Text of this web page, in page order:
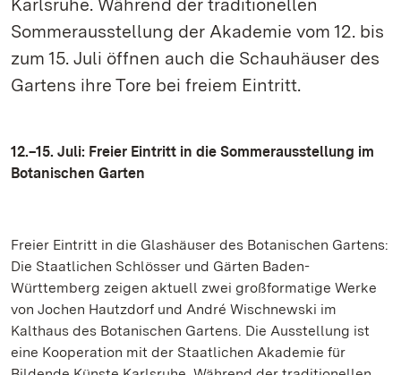
Karlsruhe. Während der traditionellen
Sommerausstellung der Akademie vom 12. bis
zum 15. Juli öffnen auch die Schauhäuser des
Gartens ihre Tore bei freiem Eintritt.
12.–15. Juli: Freier Eintritt in die Sommerausstellung im
Botanischen Garten
Freier Eintritt in die Glashäuser des Botanischen Gartens:
Die Staatlichen Schlösser und Gärten Baden-
Württemberg zeigen aktuell zwei großformatige Werke
von Jochen Hautzdorf und André Wischnewski im
Kalthaus des Botanischen Gartens. Die Ausstellung ist
eine Kooperation mit der Staatlichen Akademie für